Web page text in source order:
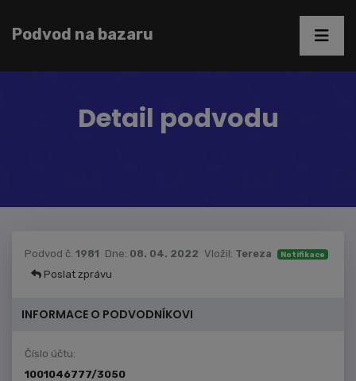
Podvod na bazaru
Detail podvodu
Podvod č. 1981 Dne: 08. 04. 2022 Vložil: Tereza Notifikace
Poslat zprávu
INFORMACE O PODVODNÍKOVI
Číslo účtu:
1001046777/3050